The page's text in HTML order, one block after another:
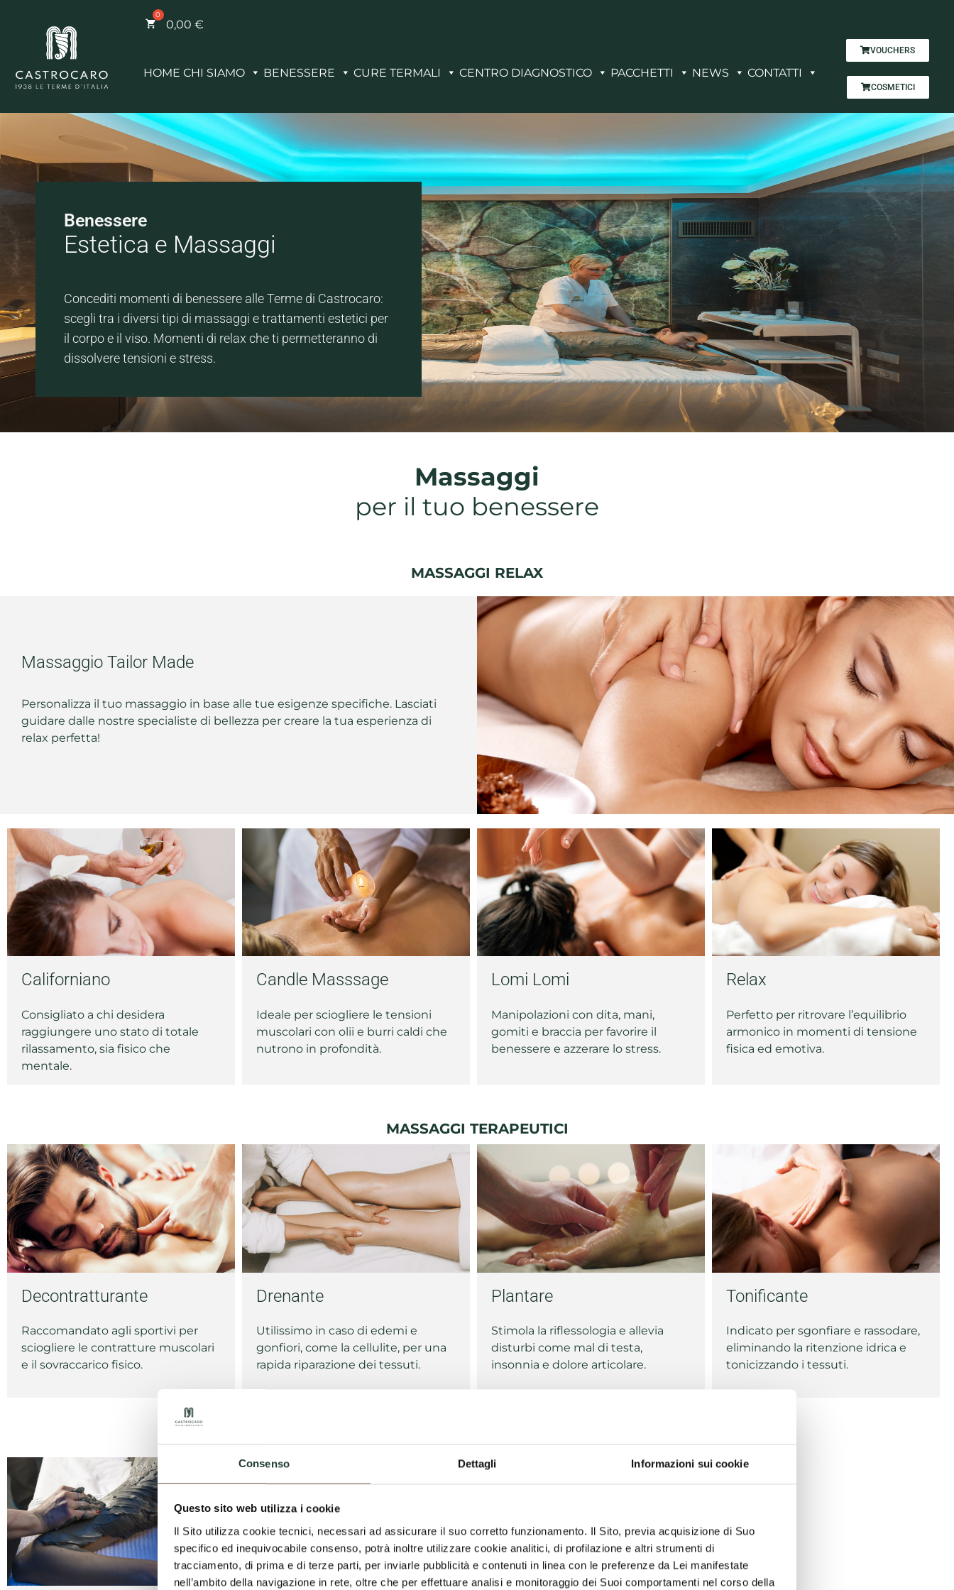
Consenso Dettagli Informazioni sui cookie
Questo sito web utilizza i cookie
Il Sito utilizza cookie tecnici, necessari ad assicurare il suo corretto funzionamento. Il Sito, previa acquisizione di Suo
specifico ed inequivocabile consenso, potrà inoltre utilizzare cookie analitici, di profilazione e altri strumenti di
tracciamento, di prima e di terze parti, per inviarle pubblicità e contenuti in linea con le preferenze da Lei manifestate
nell’ambito della navigazione in rete, oltre che per effettuare analisi e monitoraggio dei Suoi comportamenti nel corso della
0,00 €
HOME CHI SIAMO BENESSERE CURE TERMALI CENTRO DIAGNOSTICO PACCHETTI NEWS CONTATTI
VOUCHERS
COSMETICI
Benessere
Estetica e Massaggi
Concediti momenti di benessere alle Terme di Castrocaro:
scegli tra i diversi tipi di massaggi e trattamenti estetici per
il corpo e il viso. Momenti di relax che ti permetteranno di
dissolvere tensioni e stress.
Massaggi
per il tuo benessere
MASSAGGI RELAX
Massaggio Tailor Made
Personalizza il tuo massaggio in base alle tue esigenze specifiche. Lasciati
guidare dalle nostre specialiste di bellezza per creare la tua esperienza di
relax perfetta!
Californiano
Consigliato a chi desidera
raggiungere uno stato di totale
rilassamento, sia fisico che
mentale.
Candle Masssage
Ideale per sciogliere le tensioni
muscolari con olii e burri caldi che
nutrono in profondità.
Lomi Lomi
Manipolazioni con dita, mani,
gomiti e braccia per favorire il
benessere e azzerare lo stress.
Relax
Perfetto per ritrovare l’equilibrio
armonico in momenti di tensione
fisica ed emotiva.
MASSAGGI TERAPEUTICI
Decontratturante
Raccomandato agli sportivi per
sciogliere le contratture muscolari
e il sovraccarico fisico.
Drenante
Utilissimo in caso di edemi e
gonfiori, come la cellulite, per una
rapida riparazione dei tessuti.
Plantare
Stimola la riflessologia e allevia
disturbi come mal di testa,
insonnia e dolore articolare.
Tonificante
Indicato per sgonfiare e rassodare,
eliminando la ritenzione idrica e
tonicizzando i tessuti.
MASSAGGI TERMALI